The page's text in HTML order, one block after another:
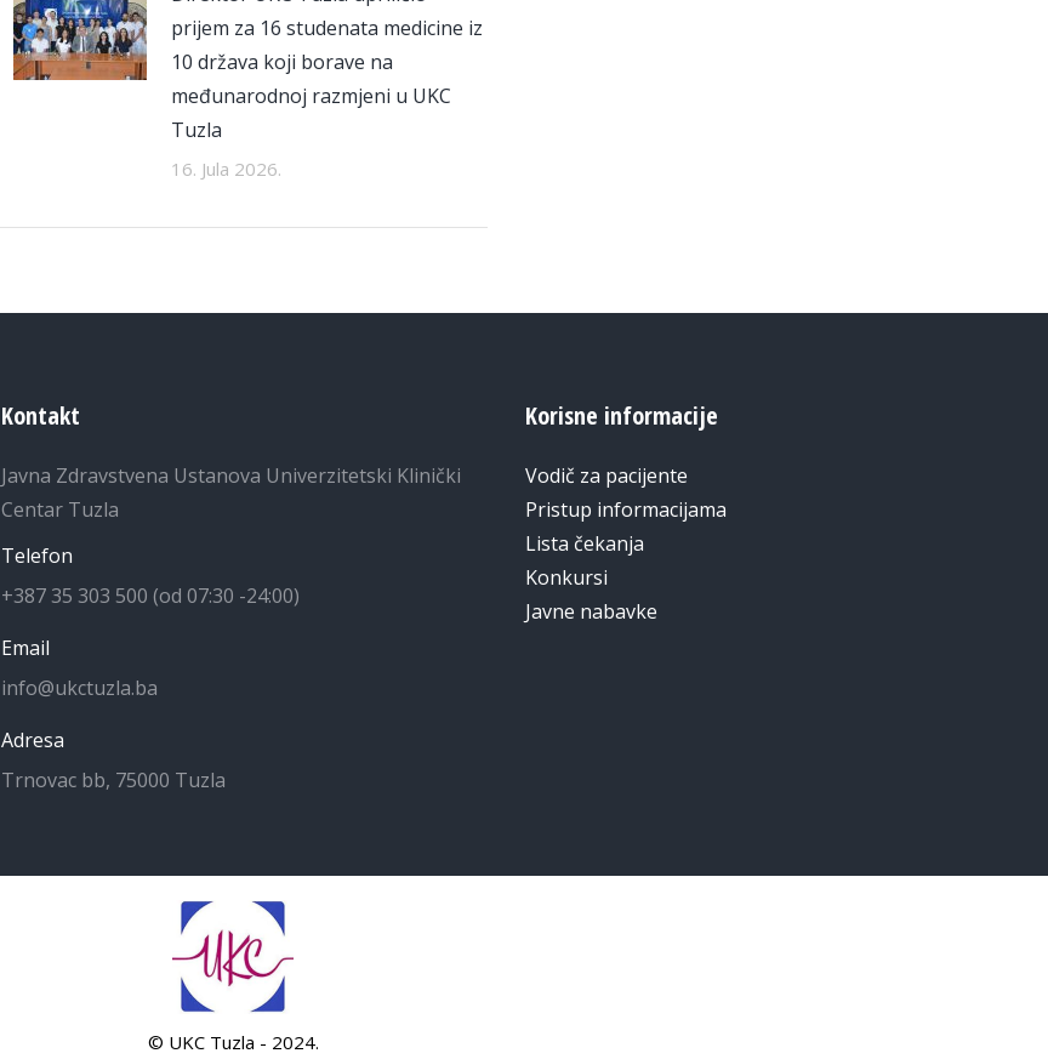
prijem za 16 studenata medicine iz
10 država koji borave na
međunarodnoj razmjeni u UKC
Tuzla
16. Jula 2026.
Kontakt
Javna Zdravstvena Ustanova Univerzitetski Klinički
Centar Tuzla
Telefon
+387 35 303 500 (od 07:30 -24:00)
Email
info@ukctuzla.ba
Adresa
Trnovac bb, 75000 Tuzla
Korisne informacije
Vodič za pacijente
Pristup informacijama
Lista čekanja
Konkursi
Javne nabavke
© UKC Tuzla - 2024.